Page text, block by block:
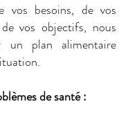
vos besoins, de vos
vos objectifs, nous
un plan alimentaire
de santé :